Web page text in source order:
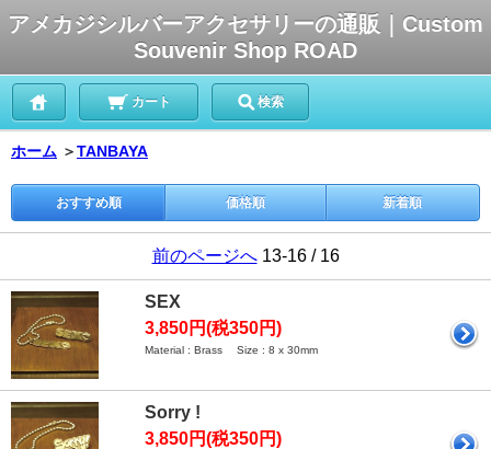
アメカジシルバーアクセサリーの通販｜Custom
Souvenir Shop ROAD
カート 検索
ホーム ＞TANBAYA
おすすめ順 価格順 新着順
前のページへ13-16 / 16
SEX
3,850円(税350円)
Material : Brass Size : 8 x 30mm
Sorry !
3,850円(税350円)